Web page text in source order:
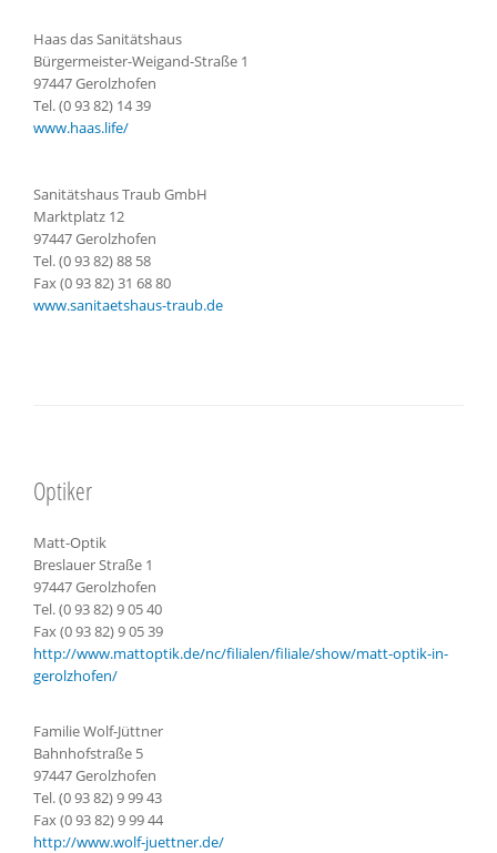
Haas das Sanitätshaus
Bürgermeister-Weigand-Straße 1
97447 Gerolzhofen
Tel. (0 93 82) 14 39
www.haas.life/
Sanitätshaus Traub GmbH
Marktplatz 12
97447 Gerolzhofen
Tel. (0 93 82) 88 58
Fax (0 93 82) 31 68 80
www.sanitaetshaus-traub.de
Matt-Optik
Breslauer Straße 1
97447 Gerolzhofen
Tel. (0 93 82) 9 05 40
Fax (0 93 82) 9 05 39
http://www.mattoptik.de/nc/filialen/filiale/show/matt-optik-in-
gerolzhofen/
Familie Wolf-Jüttner
Bahnhofstraße 5
97447 Gerolzhofen
Tel. (0 93 82) 9 99 43
Fax (0 93 82) 9 99 44
http://www.wolf-juettner.de/